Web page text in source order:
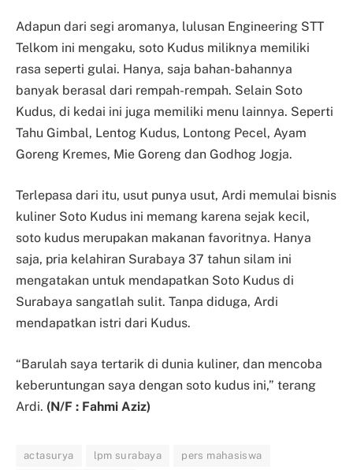
Adapun dari segi aromanya, lulusan Engineering STT
Telkom ini mengaku, soto Kudus miliknya memiliki
rasa seperti gulai. Hanya, saja bahan-bahannya
banyak berasal dari rempah-rempah. Selain Soto
Kudus, di kedai ini juga memiliki menu lainnya. Seperti
Tahu Gimbal, Lentog Kudus, Lontong Pecel, Ayam
Goreng Kremes, Mie Goreng dan Godhog Jogja.
Terlepasa dari itu, usut punya usut, Ardi memulai bisnis
kuliner Soto Kudus ini memang karena sejak kecil,
soto kudus merupakan makanan favoritnya. Hanya
saja, pria kelahiran Surabaya 37 tahun silam ini
mengatakan untuk mendapatkan Soto Kudus di
Surabaya sangatlah sulit. Tanpa diduga, Ardi
mendapatkan istri dari Kudus.
“Barulah saya tertarik di dunia kuliner, dan mencoba
keberuntungan saya dengan soto kudus ini,” terang
Ardi. (N/F : Fahmi Aziz)
actasurya lpm surabaya pers mahasiswa